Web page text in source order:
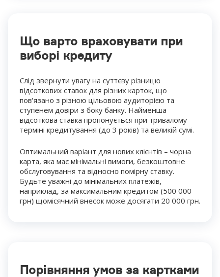
Що варто враховувати при
виборі кредиту
Слід звернути увагу на суттєву різницю
відсоткових ставок для різних карток, що
пов'язано з різною цільовою аудиторією та
ступенем довіри з боку банку. Найменша
відсоткова ставка пропонується при тривалому
терміні кредитування (до 3 років) та великій сумі.
Оптимальний варіант для нових клієнтів – чорна
карта, яка має мінімальні вимоги, безкоштовне
обслуговування та відносно помірну ставку.
Будьте уважні до мінімальних платежів,
наприклад, за максимальним кредитом (500 000
грн) щомісячний внесок може досягати 20 000 грн.
Порівняння умов за картками